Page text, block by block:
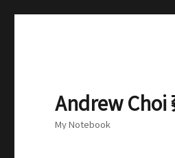
Andrew Choi
My Notebook